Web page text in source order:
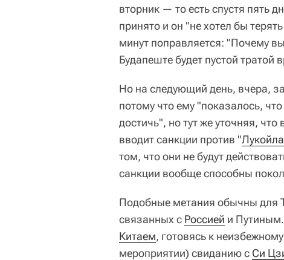
вторник — то есть спустя пять
принято и он "не хотел бы
минут поправляется: "Почему
Будапеште будет пустой тратой
Но на следующий день, вчера,
потому что ему "показалось,
достичь", но тут же уточняя, что
вводит санкции против "Лукойла
том, что они не будут
санкции вообще способны
Подобные метания обычны для
связанных с Россией и
Китаем, готовясь к
мероприятии) свиданию с Си